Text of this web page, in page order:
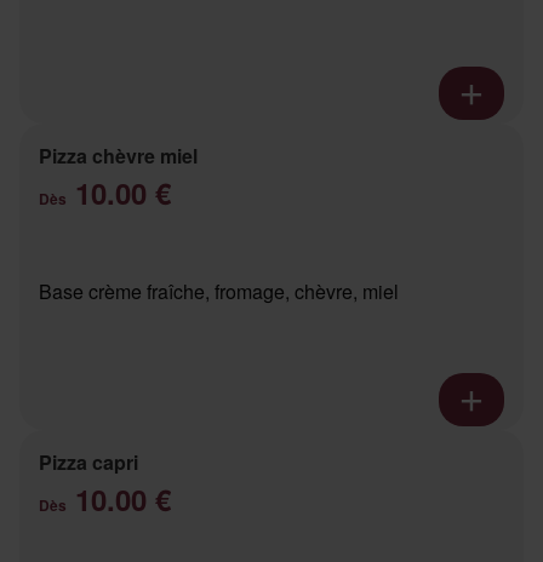
Pizza chèvre miel
Dès 10.00 €
Base crème fraîche, fromage, chèvre, miel
Pizza capri
Dès 10.00 €